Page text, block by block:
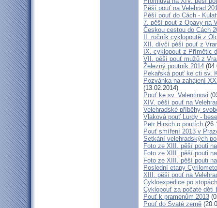
Pěší pouť na Velehrad
Pěší pouť do Cách -
7. pěší pouť z Opavy na
Českou cestou do Cách
II. ročník cyklopoutě z
XII. dívčí pěší pouť z
IX. cyklopouť z Přímětic
VII. pěší pouť mužů z
Železný poutník 2014
Pekařská pouť ke cti sv.
Pozvánka na zahájení
(13.02.2014)
Pouť ke sv. Valentinovi
XIV. pěší pouť na
Velehradské příběhy
Vlaková pouť Lurdy -
Petr Hirsch o poutích
Pouť smíření 2013 v
Setkání velehradských
Foto ze XIII. pěší pouti
Foto ze XIII. pěší pouti
Foto ze XIII. pěší pouti
Poslední etapy
XIII. pěší pouť na
Cykloexpedice po
Cyklopouť za počaté děti
Pouť k pramenům 2013
Pouť do Svaté země